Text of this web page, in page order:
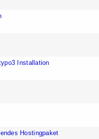
Installation
Hostingpaket